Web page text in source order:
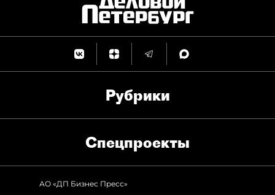
Рубрики
Спец­проекты
АО «ДП Бизнес Пресс»